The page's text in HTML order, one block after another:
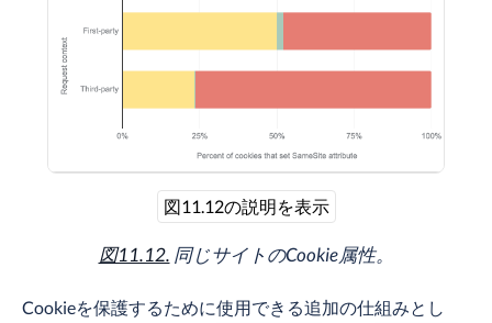
図11.12の説明を表示
図11.12. 同じサイトのCookie属性。
Cookieを保護するために使用できる追加の仕組みとし